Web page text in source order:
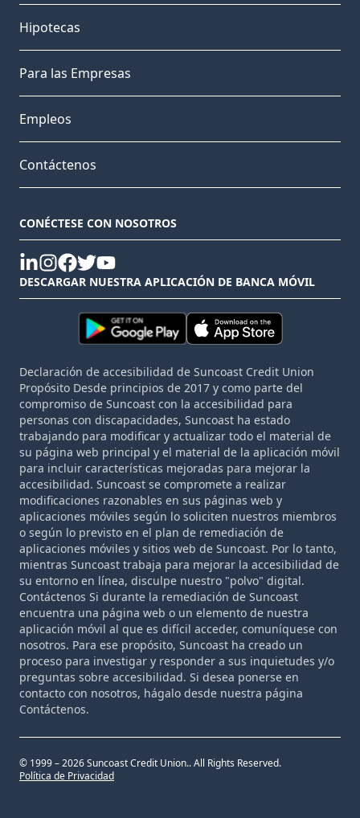
Hipotecas
Para las Empresas
Empleos
Contáctenos
CONÉCTESE CON NOSOTROS
linkedin
instagram
facebook
twitteryoutube
DESCARGAR NUESTRA APLICACIÓN DE BANCA MÓVIL
Declaración de accesibilidad de Suncoast Credit Union
Propósito Desde principios de 2017 y como parte del
compromiso de Suncoast con la accesibilidad para
personas con discapacidades, Suncoast ha estado
trabajando para modificar y actualizar todo el material de
su página web principal y el material de la aplicación móvil
para incluir características mejoradas para mejorar la
accesibilidad. Suncoast se compromete a realizar
modificaciones razonables en sus páginas web y
aplicaciones móviles según lo soliciten nuestros miembros
o según lo previsto en el plan de remediación de
aplicaciones móviles y sitios web de Suncoast. Por lo tanto,
mientras Suncoast trabaja para mejorar la accesibilidad de
su entorno en línea, disculpe nuestro "polvo" digital.
Contáctenos Si durante la remediación de Suncoast
encuentra una página web o un elemento de nuestra
aplicación móvil al que es difícil acceder, comuníquese con
nosotros. Para ese propósito, Suncoast ha creado un
proceso para investigar y responder a sus inquietudes y/o
preguntas sobre accesibilidad. Si desea ponerse en
contacto con nosotros, hágalo desde nuestra página
Contáctenos.
© 1999 – 2026 Suncoast Credit Union.. All Rights Reserved.
Política de Privacidad